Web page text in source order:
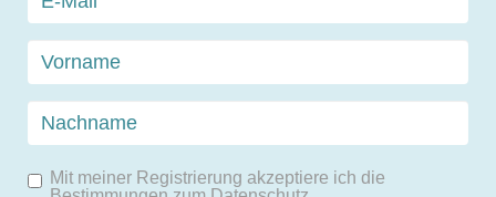
Mit meiner Registrierung akzeptiere ich die